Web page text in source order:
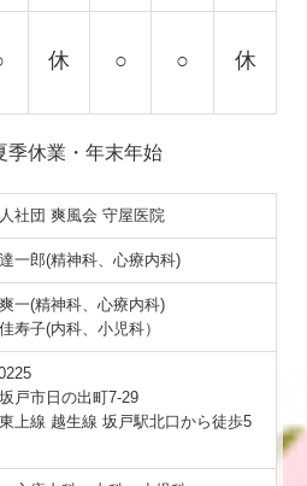
休 ○ ○ 休
季休業・年末年始
社団 爽風会 守屋医院
一郎(精神科、心療内科)
一(精神科、心療内科)
寿子(内科、小児科）
戸市日の出町7-29
上線 越生線 坂戸駅北口から徒歩5